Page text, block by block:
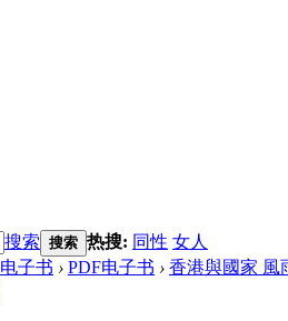
搜索 搜索 热搜: 同性 女人
电子书 › PDF电子书 › 香港與國家 風